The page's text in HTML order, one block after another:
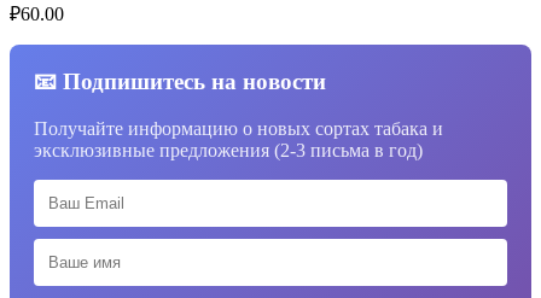
₽60.00
📧 Подпишитесь на новости
Получайте информацию о новых сортах табака и
эксклюзивные предложения (2-3 письма в год)